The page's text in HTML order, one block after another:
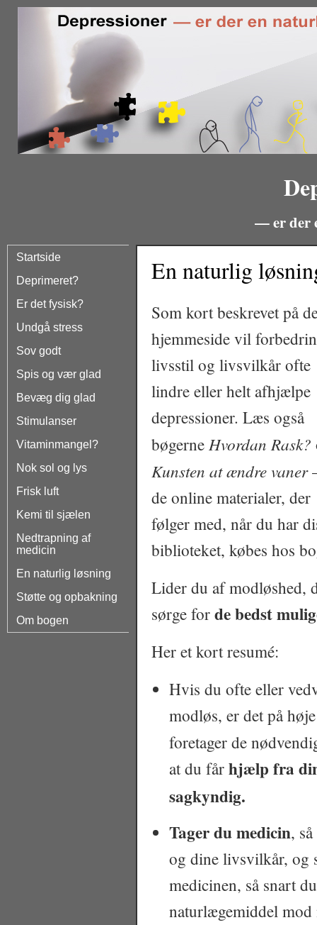
— er der
Startside
Deprimeret?
Er det fysisk?
Undgå stress
Sov godt
Spis og vær glad
Bevæg dig glad
Stimulanser
Vitaminmangel?
Nok sol og lys
Frisk luft
Kemi til sjælen
Nedtrapning af
medicin
En naturlig løsning
Støtte og opbakning
Om bogen
En naturlig
Som kort beskrevet på
hjemmeside vil
livsstil og livsvilkår ofte
lindre eller helt afhjælpe
depressioner. Læs også
bøgerne Hvordan Rask?
Kunsten at ændre vaner
de online materialer, der
følger med, når du har
biblioteket, købes hos
Lider du af modløshed,
sørge forde bedst
Her et kort resumé:
Hvis du ofte eller
modløs, er det på
foretager de
at du fårhjælp fra
sagkyndig.
Tager du medicin,
og dine livsvilkår, og
medicinen, så snart
naturlægemiddel mod